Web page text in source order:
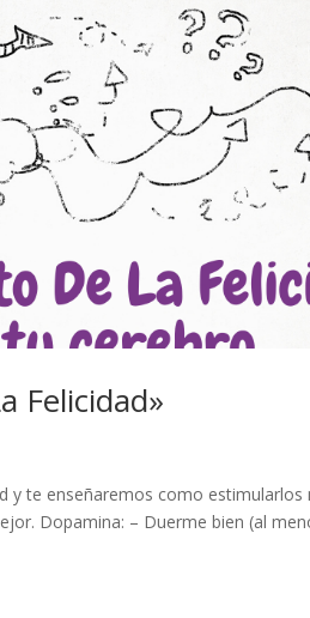
Felicidad»
y te enseñaremos como estimularlos
Dopamina: – Duerme bien (al